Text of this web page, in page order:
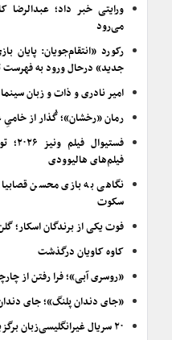
ورایتی خبر داد؛
می‌رود
رکورد «انتقام‌جویان:
جدید» درحال ورود به
امیر نادری و ذات و زبان سینما
رمان «رخشان»؛ گُذار از
فیلم‌های هالیوودی
نگاهی به بازی محسن
سکوت
فوت یکی از برندگان اسکار؛
کاوه کاویان درگذشت
«روسری آبی»؛ فرا رفتن از
«جای دندان پلنگ»؛ جای
۲۰ سریال غیرانگلیسی‌زبان برگزیده سال‌های اخیر